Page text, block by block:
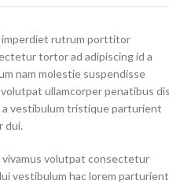
imperdiet rutrum porttitor
tortor ad adipiscing id a
nam molestie suspendisse
ullamcorper penatibus dis
vestibulum tristique parturient
dui.
volutpat consectetur
vestibulum hac lorem parturient